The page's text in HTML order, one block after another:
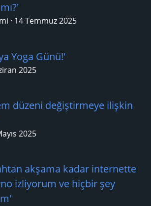
14 Temmuz 2025
Yoga Günü!'
2025
düzeni değiştirmeye ilişkin
2025
akşama kadar internette
izliyorum ve hiçbir şey